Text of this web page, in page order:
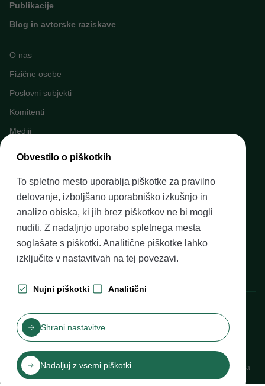
Publikacije
Blog in avtorske raziskave
O nas
Fizične osebe
Poslovni subjekti
Komitenti
Mediji
Finančno opismenjevanje
Pravni okvir
Banka Slovenije, Slovenska cesta 35, 1505 Ljubljana
Kazalo vsebine
Piškotki Katalog informacij javnega značaja
Obvestilo o piškotkih
To spletno mesto uporablja piškotke za pravilno
delovanje, izboljšano uporabniško izkušnjo in
analizo obiska, ki jih brez piškotkov ne bi mogli
nuditi. Z nadaljnjo uporabo spletnega mesta
soglašate s piškotki. Analitične piškotke lahko
izključite v nastavitvah na tej povezavi.
Nujni piškotki Analitični
Shrani nastavitve
Nadaljuj z vsemi piškotki